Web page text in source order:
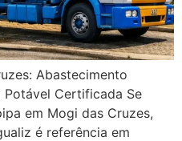
Abastecimento
Potável Certificada Se
em Mogi das Cruzes,
é referência em